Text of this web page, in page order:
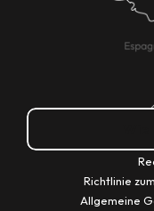
Richtlinie
Allgemeine